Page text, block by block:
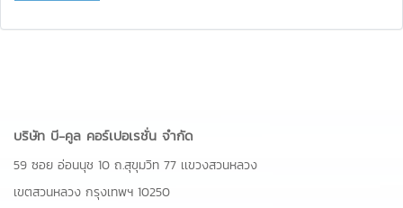
บริษัท บี-คูล คอร์เปอเรชั่น จำกัด
59 ซอย อ่อนนุช 10 ถ.สุขุมวิท 77 เเขวงสวนหลวง
เขตสวนหลวง กรุงเทพฯ 10250